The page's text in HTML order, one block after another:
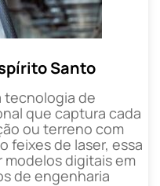
Santo
tecnologia de
que captura cada
ou terreno com
feixes de laser, essa
digitais em
de engenharia